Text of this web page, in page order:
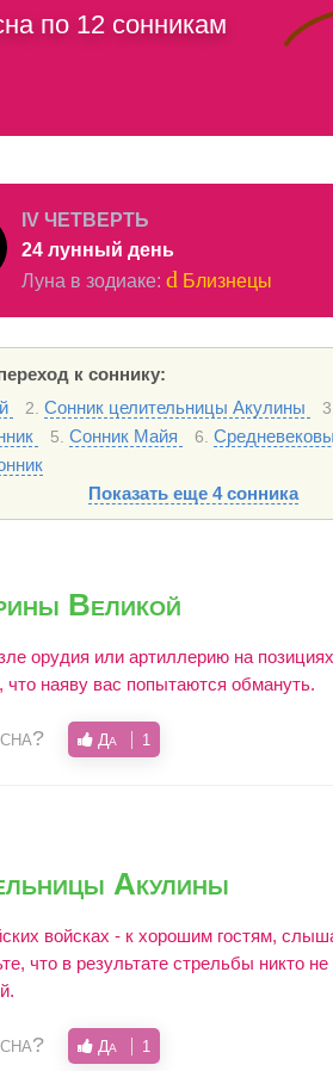
по 12 сонникам
IV ЧЕТВЕРТЬ
24 лунный день
Луна в зодиаке: d Близнецы
к соннику:
2. Сонник целительницы Акулины 3.
5. Сонник Майя 6.
Показать еще 4 сонника
Великой
орудия или артиллерию на
что наяву вас попытаются обмануть.
Да 1
Акулины
войсках - к хорошим гостям,
что в результате стрельбы никто
Да 1